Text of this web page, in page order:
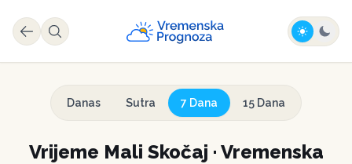
Danas Sutra 7 Dana 15 Dana
Vrijeme Mali Skočaj · Vremenska